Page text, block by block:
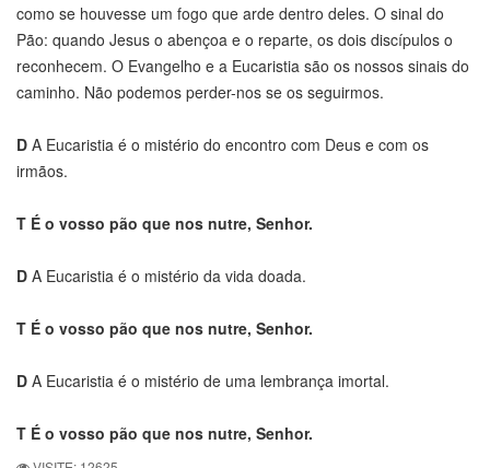
como se houvesse um fogo que arde dentro deles. O sinal do
Pão: quando Jesus o abençoa e o reparte, os dois discípulos o
reconhecem. O Evangelho e a Eucaristia são os nossos sinais do
caminho. Não podemos perder-nos se os seguirmos.
D A Eucaristia é o mistério do encontro com Deus e com os
irmãos.
T É o vosso pão que nos nutre, Senhor.
D A Eucaristia é o mistério da vida doada.
T É o vosso pão que nos nutre, Senhor.
D A Eucaristia é o mistério de uma lembrança imortal.
T É o vosso pão que nos nutre, Senhor.